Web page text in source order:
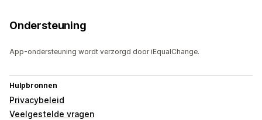
Ondersteuning
App-ondersteuning wordt verzorgd door iEqualChange.
Hulpbronnen
Privacybeleid
Veelgestelde vragen